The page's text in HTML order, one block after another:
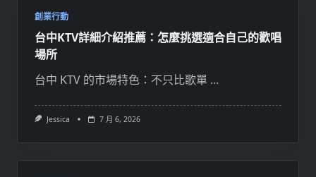
創業行動
台中KTV詳細介紹推薦：怎麼挑選適合自己的歡唱
場所
台中 KTV 的市場特色：不只比歌單 ...
Jessica 7 月 6, 2026